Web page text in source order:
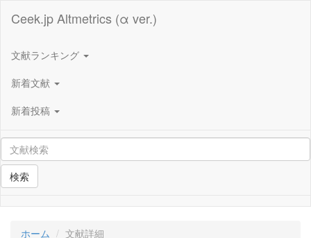
Ceek.jp Altmetrics (α ver.)
文献ランキング
新着文献
新着投稿
検索
ホーム 文献詳細